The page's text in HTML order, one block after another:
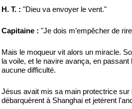
H. T. : "Dieu va envoyer le vent."
Capitaine : "Je dois m’empêcher de
Mais le moqueur vit alors un miracle.
la voile, et le navire avança, en
aucune difficulté.
Jésus avait mis sa main protectrice sur
débarquèrent à Shanghai et jetèrent